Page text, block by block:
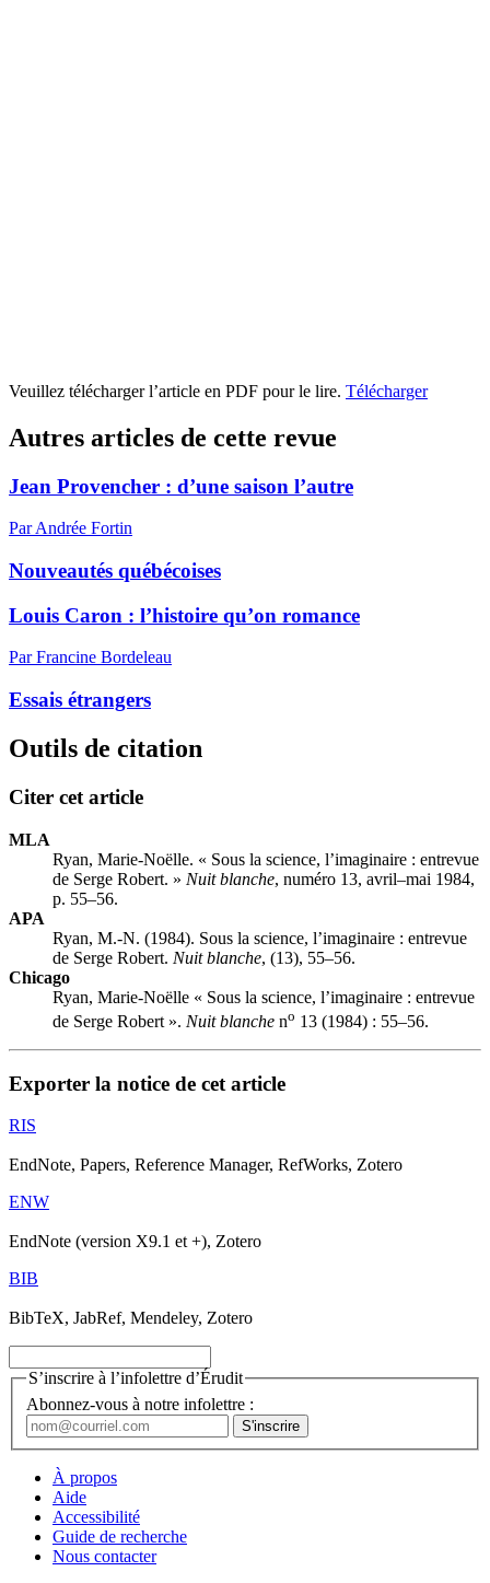
Veuillez télécharger l’article en PDF pour le lire. Télécharger
Autres articles de cette revue
Jean Provencher : d’une saison l’autre
Par Andrée Fortin
Nouveautés québécoises
Louis Caron : l’histoire qu’on romance
Par Francine Bordeleau
Essais étrangers
Outils de citation
Citer cet article
MLA
Ryan, Marie-Noëlle. « Sous la science, l’imaginaire : entrevue
de Serge Robert. » Nuit blanche, numéro 13, avril–mai 1984,
p. 55–56.
APA
Ryan, M.-N. (1984). Sous la science, l’imaginaire : entrevue
de Serge Robert. Nuit blanche, (13), 55–56.
Chicago
Ryan, Marie-Noëlle « Sous la science, l’imaginaire : entrevue
de Serge Robert ». Nuit blanche no 13 (1984) : 55–56.
Exporter la notice de cet article
RIS
EndNote, Papers, Reference Manager, RefWorks, Zotero
ENW
EndNote (version X9.1 et +), Zotero
BIB
BibTeX, JabRef, Mendeley, Zotero
S’inscrire à l’infolettre d’Érudit
Abonnez-vous à notre infolettre :
À propos
Aide
Accessibilité
Guide de recherche
Nous contacter